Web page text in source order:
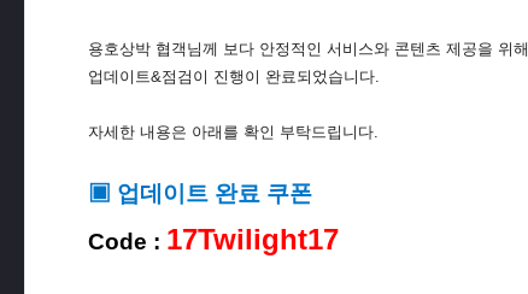
용호상박 협객님께 보다 안정적인 서비스와 콘텐츠 제공을 위해
업데이트&점검이 진행이 완료되었습니다.
자세한 내용은 아래를 확인 부탁드립니다.
▣ 업데이트 완료 쿠폰
Code : 17Twilight17